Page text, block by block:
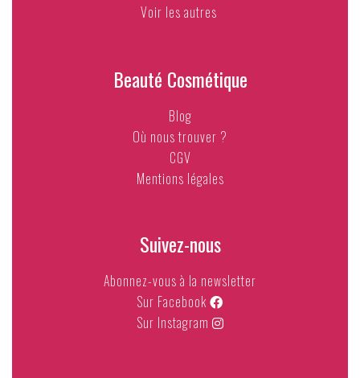
Voir les autres
Beauté Cosmétique
Blog
Où nous trouver ?
CGV
Mentions légales
Suivez-nous
Abonnez-vous à la newsletter
Sur Facebook
Sur Instagram